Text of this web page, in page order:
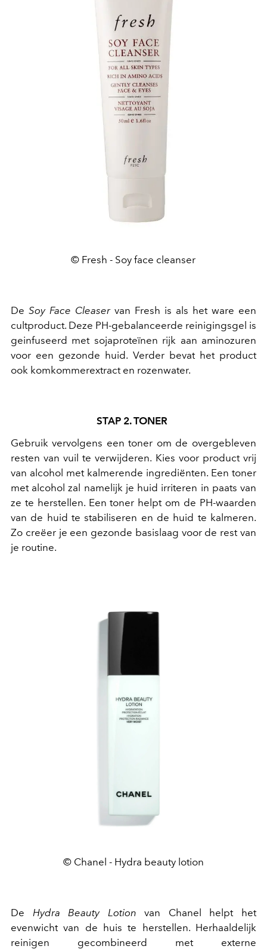
© Fresh - Soy face cleanser
De Soy Face Cleaser van Fresh is als het ware een
cultproduct. Deze PH-gebalanceerde reinigingsgel is
geinfuseerd met sojaproteïnen rijk aan aminozuren
voor een gezonde huid. Verder bevat het product
ook komkommerextract en rozenwater.
STAP 2. TONER
Gebruik vervolgens een toner om de overgebleven
resten van vuil te verwijderen. Kies voor product vrij
van alcohol met kalmerende ingrediënten. Een toner
met alcohol zal namelijk je huid irriteren in paats van
ze te herstellen. Een toner helpt om de PH-waarden
van de huid te stabiliseren en de huid te kalmeren.
Zo creëer je een gezonde basislaag voor de rest van
je routine.
© Chanel - Hydra beauty lotion
De Hydra Beauty Lotionvan Chanel helpt het
evenwicht van de huis te herstellen. Herhaaldelijk
reinigen gecombineerd met externe